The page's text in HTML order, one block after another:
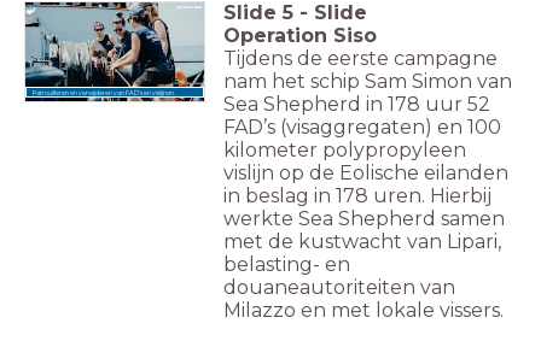
Patrouilleren en verwijderen van FAD's en vislijnen.
Slide 5 - Slide
Operation Siso
Tijdens de eerste campagne
nam het schip Sam Simon van
Sea Shepherd in 178 uur 52
FAD’s (visaggregaten) en 100
kilometer polypropyleen
vislijn op de Eolische eilanden
in beslag in 178 uren. Hierbij
werkte Sea Shepherd samen
met de kustwacht van Lipari,
belasting- en
douaneautoriteiten van
Milazzo en met lokale vissers.